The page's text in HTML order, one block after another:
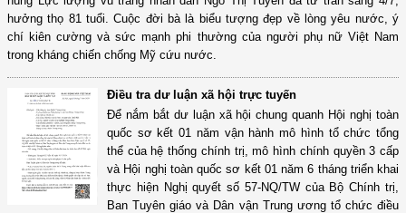
hưởng thọ 81 tuổi. Cuộc đời bà là biểu tượng đẹp về lòng yêu nước, ý
chí kiên cường và sức mạnh phi thường của người phụ nữ Việt Nam
trong kháng chiến chống Mỹ cứu nước.
Điều tra dư luận xã hội trực tuyến
Để nắm bắt dư luận xã hội chung quanh Hội nghị toàn
quốc sơ kết 01 năm vận hành mô hình tổ chức tổng
thể của hệ thống chính trị, mô hình chính quyền 3 cấp
và Hội nghị toàn quốc sơ kết 01 năm 6 tháng triển khai
thực hiện Nghị quyết số 57-NQ/TW của Bộ Chính trị,
Ban Tuyên giáo và Dân vận Trung ương tổ chức điều